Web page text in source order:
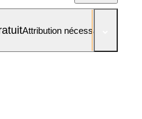
Attribution nécessaire